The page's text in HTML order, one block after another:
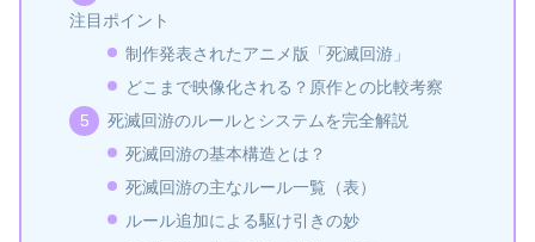
注目ポイント
制作発表されたアニメ版「死滅回游」
どこまで映像化される？原作との比較考察
死滅回游のルールとシステムを完全解説
死滅回游の基本構造とは？
死滅回游の主なルール一覧（表）
ルール追加による駆け引きの妙